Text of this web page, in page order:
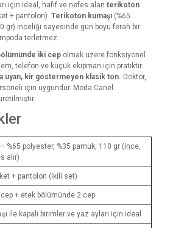
için ideal, hafif ve nefes alan terikoton
+ pantolon). Terikoton kumaşı (%65
gr) inceliği sayesinde gün boyu ferah bir
terletmez.
iki cep olmak üzere fonksiyonel
telefon ve küçük ekipman için pratiktir.
uyan, kir göstermeyen klasik ton. Doktor,
için uygundur. Moda Canel
%65 polyester, %35 pamuk, 110 gr (ince,
alır)
+ pantolon (ikili set)
+ etek bölümünde 2 cep
ile kapalı birimler ve yaz ayları için ideal